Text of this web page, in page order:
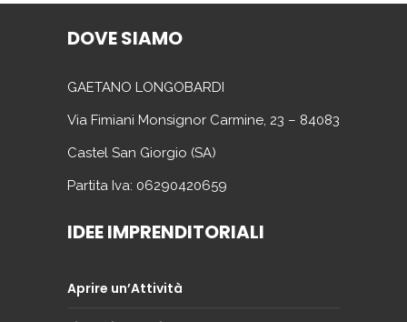
DOVE SIAMO
GAETANO LONGOBARDI
Via Fimiani Monsignor Carmine, 23 – 84083
Castel San Giorgio (SA)
Partita Iva: 06290420659
IDEE IMPRENDITORIALI
Aprire un’Attività